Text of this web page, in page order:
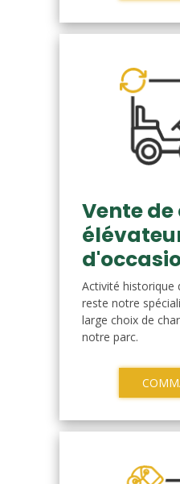
Vente
Activité historique
reste notre
large choix de
notre parc.